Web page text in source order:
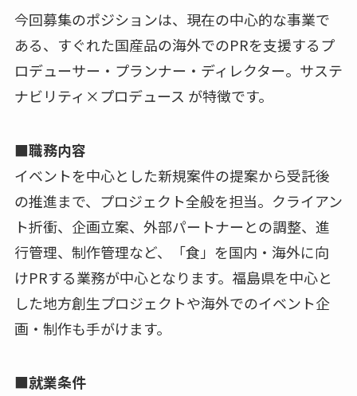
今回募集のポジションは、現在の中心的な事業で
ある、すぐれた国産品の海外でのPRを支援するプ
ロデューサー・プランナー・ディレクター。サステ
ナビリティ×プロデュース が特徴です。
■職務内容
イベントを中心とした新規案件の提案から受託後
の推進まで、プロジェクト全般を担当。クライアン
ト折衝、企画立案、外部パートナーとの調整、進
行管理、制作管理など、「食」を国内・海外に向
けPRする業務が中心となります。福島県を中心と
した地方創生プロジェクトや海外でのイベント企
画・制作も手がけます。
■就業条件